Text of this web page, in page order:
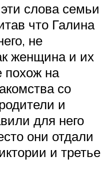
слова семьи
что Галина
не
женщина и их
похож на
со
и
для него
они отдали
и третье